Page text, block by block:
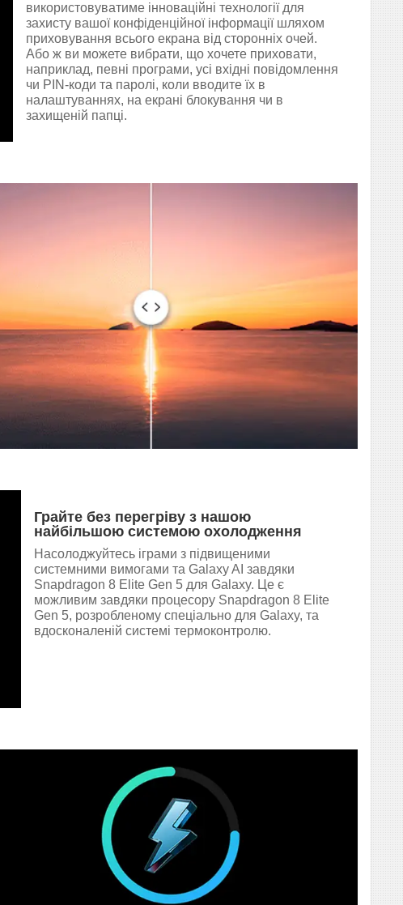
використовуватиме інноваційні технології для
захисту вашої конфіденційної інформації шляхом
приховування всього екрана від сторонніх очей.
Або ж ви можете вибрати, що хочете приховати,
наприклад, певні програми, усі вхідні повідомлення
чи PIN-коди та паролі, коли вводите їх в
налаштуваннях, на екрані блокування чи в
захищеній папці.
Грайте без перегріву з нашою
найбільшою системою охолодження
Насолоджуйтесь іграми з підвищеними
системними вимогами та Galaxy AI завдяки
Snapdragon 8 Elite Gen 5 для Galaxy. Це є
можливим завдяки процесору Snapdragon 8 Elite
Gen 5, розробленому спеціально для Galaxy, та
вдосконаленій системі термоконтролю.